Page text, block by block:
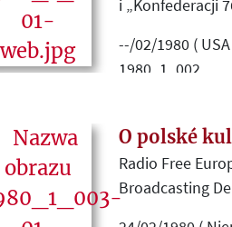
i „Konfederacji
--/02/1980 (
1980_1_002
„Zeszytów
O polské
Radio Free
Broadcasting